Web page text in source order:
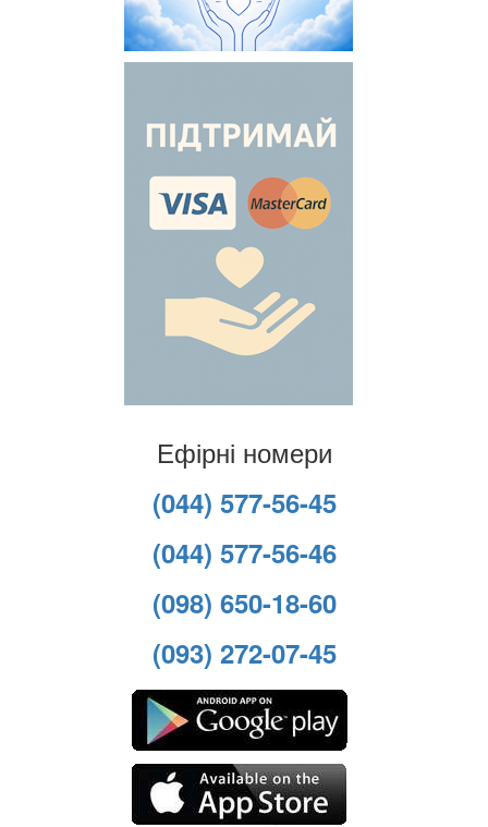
Ефірні номери
(044) 577-56-45
(044) 577-56-46
(098) 650-18-60
(093) 272-07-45